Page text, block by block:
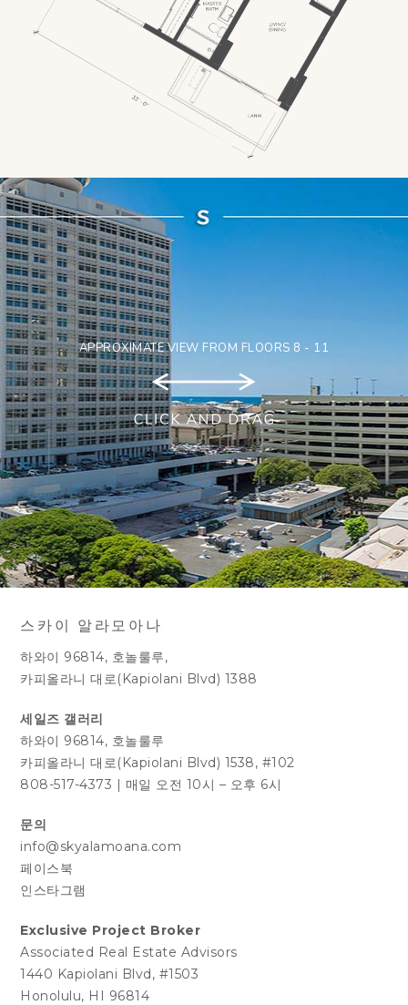
APPROXIMATE VIEW FROM FLOORS 8 - 11
스카이 알라모아나
하와이 96814, 호놀룰루,
카피올라니 대로(Kapiolani Blvd) 1388
세일즈 갤러리
하와이 96814, 호놀룰루
카피올라니 대로(Kapiolani Blvd) 1538, #102
808-517-4373 | 매일 오전 10시 – 오후 6시
문의
info@skyalamoana.com
페이스북
인스타그램
Exclusive Project Broker
Associated Real Estate Advisors
1440 Kapiolani Blvd, #1503
Honolulu, HI 96814